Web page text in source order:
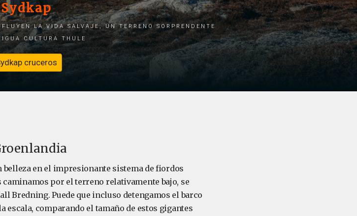
Sydkap
la vida salvaje, un terreno sorprendente
cultura Thule
cruceros
belleza en el impresionante sistema de fiordos
por el terreno relativamente bajo, se
Bredning. Puede que incluso detengamos el barco
escala, comparando el tamaño de estos gigantes